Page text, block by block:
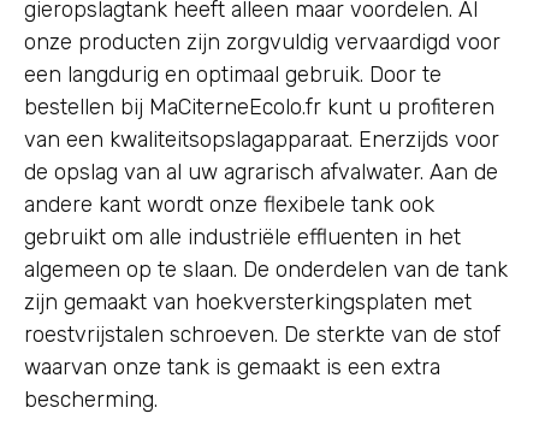
gieropslagtank heeft alleen maar voordelen. Al
onze producten zijn zorgvuldig vervaardigd voor
een langdurig en optimaal gebruik. Door te
bestellen bij MaCiterneEcolo.fr kunt u profiteren
van een kwaliteitsopslagapparaat. Enerzijds voor
de opslag van al uw agrarisch afvalwater. Aan de
andere kant wordt onze flexibele tank ook
gebruikt om alle industriële effluenten in het
algemeen op te slaan. De onderdelen van de tank
zijn gemaakt van hoekversterkingsplaten met
roestvrijstalen schroeven. De sterkte van de stof
waarvan onze tank is gemaakt is een extra
bescherming.